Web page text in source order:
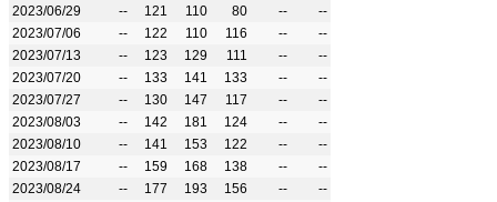
2023/06/29
-- 121 110 80 --
--
2023/07/06
-- 122 110 116 --
--
2023/07/13
-- 123 129 111 --
--
2023/07/20
-- 133 141 133 --
--
2023/07/27
-- 130 147 117 --
--
2023/08/03
-- 142 181 124 --
--
2023/08/10
-- 141 153 122 --
--
2023/08/17
-- 159 168 138 --
--
2023/08/24
-- 177 193 156 --
--